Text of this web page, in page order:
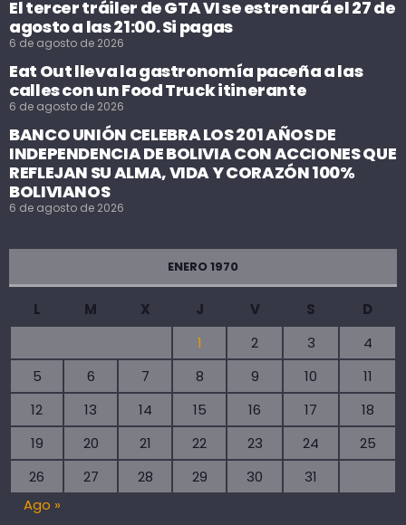
El tercer tráiler de GTA VI se estrenará el 27 de
agosto a las 21:00. Si pagas
6 de agosto de 2026
Eat Out lleva la gastronomía paceña a las
calles con un Food Truck itinerante
6 de agosto de 2026
BANCO UNIÓN CELEBRA LOS 201 AÑOS DE
INDEPENDENCIA DE BOLIVIA CON ACCIONES QUE
REFLEJAN SU ALMA, VIDA Y CORAZÓN 100%
BOLIVIANOS
6 de agosto de 2026
ENERO 1970
L M X J V S
D
1
2 3
4
5
6 7 8 9 10
11
12
13 14 15 16 17
18
19
20 21 22 23 24
25
26
27 28 29 30
31
Ago »